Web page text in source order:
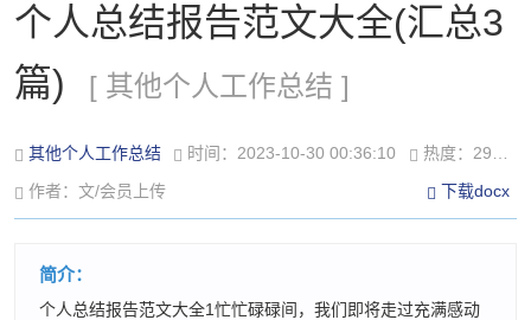
个人总结报告范文大全(汇总3
篇)
[ 其他个人工作总结 ]
其他个人工作总结 时间：2023-10-30 00:36:10
热度：299℃
作者：文/会员上传
下载docx
简介：
个人总结报告范文大全1忙忙碌碌间，我们即将走过充满感动